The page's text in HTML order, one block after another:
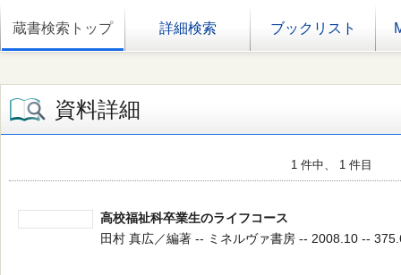
蔵書検索トップ 詳細検索 ブックリスト
資料詳細
1 件中、 1 件目
高校福祉科卒業生のライフコース
田村 真広／編著 -- ミネルヴァ書房 -- 2008.10 --